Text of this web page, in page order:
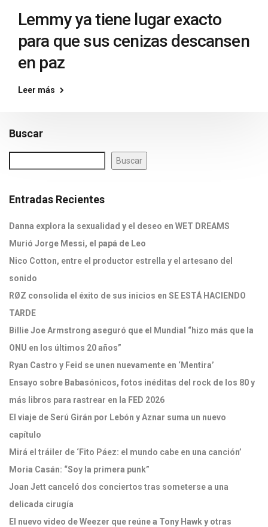
Lemmy ya tiene lugar exacto
para que sus cenizas descansen
en paz
Leer más
Buscar
Buscar
Entradas Recientes
Danna explora la sexualidad y el deseo en WET DREAMS
Murió Jorge Messi, el papá de Leo
Nico Cotton, entre el productor estrella y el artesano del
sonido
RØZ consolida el éxito de sus inicios en SE ESTÁ HACIENDO
TARDE
Billie Joe Armstrong aseguró que el Mundial “hizo más que la
ONU en los últimos 20 años”
Ryan Castro y Feid se unen nuevamente en ‘Mentira’
Ensayo sobre Babasónicos, fotos inéditas del rock de los 80 y
más libros para rastrear en la FED 2026
El viaje de Serú Girán por Lebón y Aznar suma un nuevo
capítulo
Mirá el tráiler de ‘Fito Páez: el mundo cabe en una canción’
Moria Casán: “Soy la primera punk”
Joan Jett canceló dos conciertos tras someterse a una
delicada cirugía
El nuevo video de Weezer que reúne a Tony Hawk y otras